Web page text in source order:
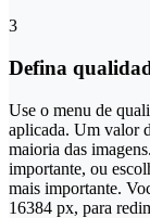
3
Defina
Use o menu de
aplicada. Um valor
maioria das
importante, ou
mais importante.
16384 px, para